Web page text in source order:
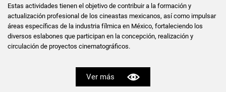
Estas actividades tienen el objetivo de contribuir a la formación y
actualización profesional de los cineastas mexicanos, así como impulsar
áreas específicas de la industria fílmica en México, fortaleciendo los
diversos eslabones que participan en la concepción, realización y
circulación de proyectos cinematográficos.
Ver más